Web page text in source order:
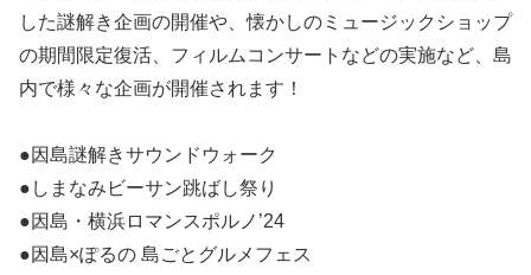
した謎解き企画の開催や、懐かしのミュージックショップ
の期間限定復活、フィルムコンサートなどの実施など、島
内で様々な企画が開催されます！
●因島謎解きサウンドウォーク
●しまなみビーサン跳ばし祭り
●因島・横浜ロマンスポルノ’24
●因島×ぽるの 島ごとグルメフェス